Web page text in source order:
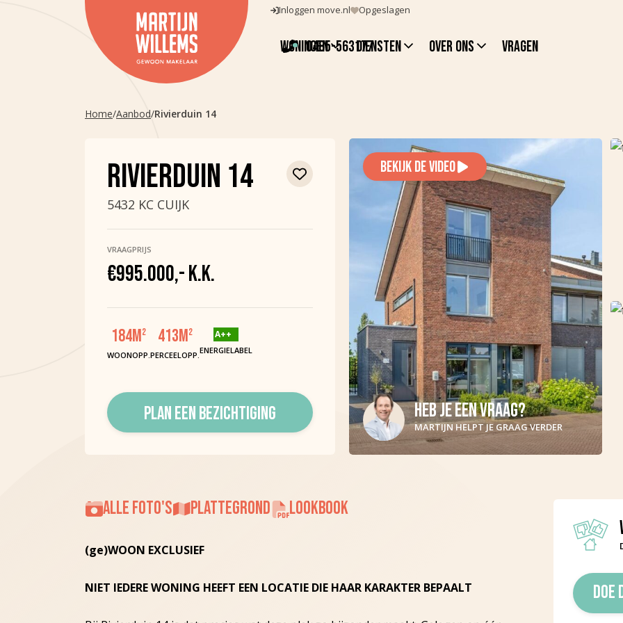
0485-563177
Inloggen move.nl Opgeslagen
Woningen Diensten
Zoekopdracht
Over ons Vragen
Home/Aanbod/Rivierduin 14
RIVIERDUIN 14
5432 KC CUIJK
VRAAGPRIJS
€995.000,- K.K.
184M2
WOONOPP.
413M2
PERCEELOPP.
A++
ENERGIELABEL
PLAN EEN BEZICHTIGING
BEKIJK DE VIDEO
HEB JE EEN VRAAG?
MARTIJN HELPT JE GRAAG VERDER
ALLE FOTO'S PLATTEGROND LOOKBOOK
(ge)WOON EXCLUSIEF
NIET IEDERE WONING HEEFT EEN LOCATIE DIE HAAR KARAKTER BEPAALT DOE